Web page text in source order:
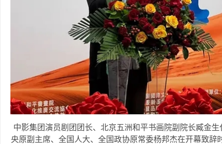
中影集团演员剧团团长、北京五洲和平书画院副院长臧金
央原副主席、全国人大、全国政协原常委杨邦杰在开幕致辞